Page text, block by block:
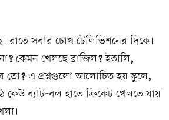
রাতে সবার চোখ টেলিভিশনের দিকে।
? কেমন খেলছে ব্রাজিল?ইতালি,
তো? এ প্রশ্নগুলো আলোচিত হয় স্কুলে,
কেউ ব্যাট-বল হাতে ক্রিকেট খেলতে যায়